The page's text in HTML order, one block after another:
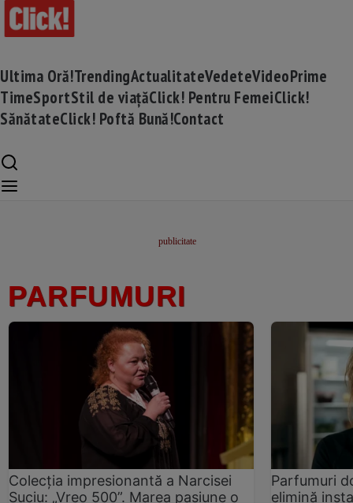
Ultima Oră!TrendingActualitateVedeteVideoPrime
TimeSportStil de viațăClick! Pentru FemeiClick!
SănătateClick! Poftă Bună!Contact
PARFUMURI
Colecția impresionantă a Narcisei
Suciu: „Vreo 500”. Marea pasiune o
Parfumuri
elimină